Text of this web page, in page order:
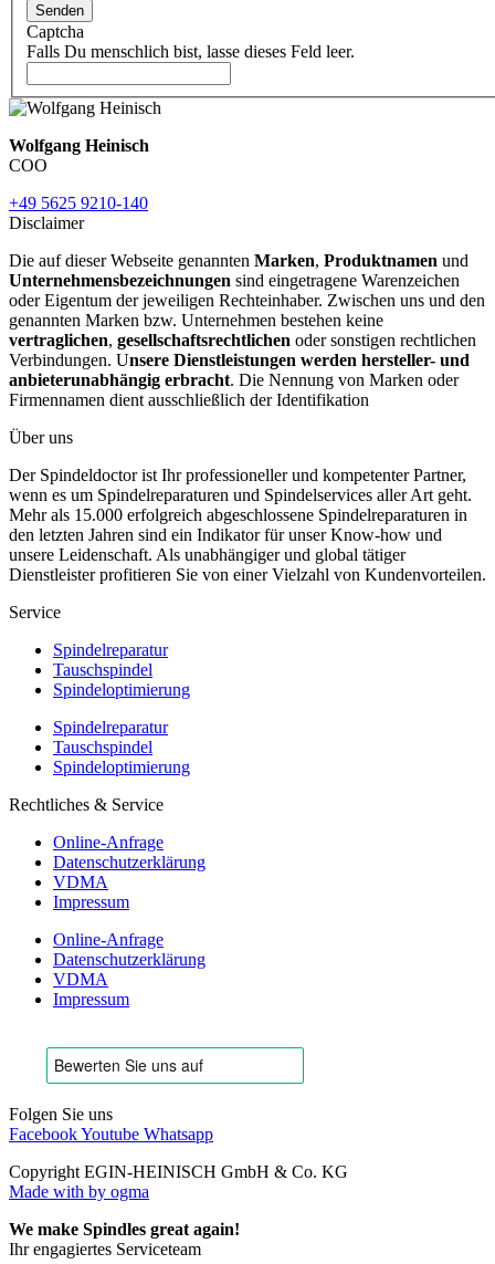
Senden
Captcha
Falls Du menschlich bist, lasse dieses Feld leer.
Wolfgang Heinisch
COO
+49 5625 9210-140
Disclaimer
Die auf dieser Webseite genannten Marken, Produktnamen und
Unternehmensbezeichnungen sind eingetragene Warenzeichen
oder Eigentum der jeweiligen Rechteinhaber. Zwischen uns und den
genannten Marken bzw. Unternehmen bestehen keine
vertraglichen, gesellschaftsrechtlichen oder sonstigen rechtlichen
Verbindungen. Unsere Dienstleistungen werden hersteller- und
anbieterunabhängig erbracht. Die Nennung von Marken oder
Firmennamen dient ausschließlich der Identifikation
Über uns
Der Spindeldoctor ist Ihr professioneller und kompetenter Partner,
wenn es um Spindelreparaturen und Spindelservices aller Art geht.
Mehr als 15.000 erfolgreich abgeschlossene Spindelreparaturen in
den letzten Jahren sind ein Indikator für unser Know-how und
unsere Leidenschaft. Als unabhängiger und global tätiger
Dienstleister profitieren Sie von einer Vielzahl von Kundenvorteilen.
Service
Spindelreparatur
Tauschspindel
Spindeloptimierung
Spindelreparatur
Tauschspindel
Spindeloptimierung
Rechtliches & Service
Online-Anfrage
Datenschutzerklärung
VDMA
Impressum
Online-Anfrage
Datenschutzerklärung
VDMA
Impressum
Folgen Sie uns
FacebookYoutube Whatsapp
Copyright EGIN-HEINISCH GmbH & Co. KG
Made with by ogma
We make Spindles great again!
Ihr engagiertes Serviceteam